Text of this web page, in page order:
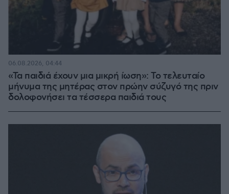
«Τα παιδιά έχουν μια μικρή ίωση»: Το τελευταίο
μήνυμα της μητέρας στον πρώην σύζυγό της πριν
δολοφονήσει τα τέσσερα παιδιά τους
06.08.2026, 04:44